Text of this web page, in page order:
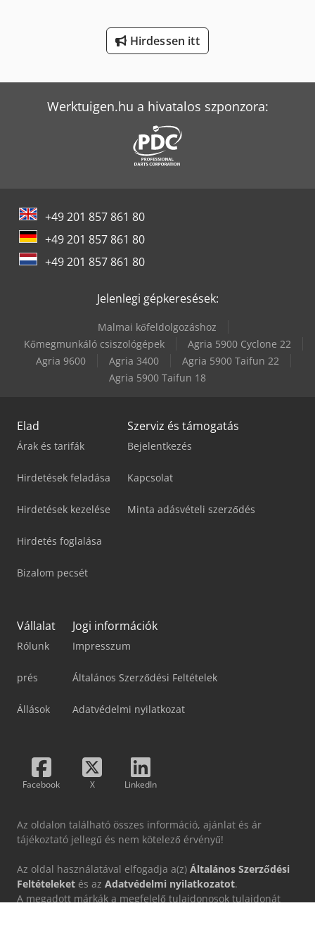
Hirdessen itt
Werktuigen.hu a hivatalos szponzora:
+49 201 857 861 80
+49 201 857 861 80
+49 201 857 861 80
Jelenlegi gépkeresések:
Malmai kőfeldolgozáshoz
Kőmegmunkáló csiszológépek
Agria 5900 Cyclone 22
Agria 9600
Agria 3400
Agria 5900 Taifun 22
Agria 5900 Taifun 18
Elad
Árak és tarifák
Hirdetések feladása
Hirdetések kezelése
Hirdetés foglalása
Bizalom pecsét
Szerviz és támogatás
Bejelentkezés
Kapcsolat
Minta adásvételi szerződés
Vállalat
Rólunk
prés
Állások
Jogi információk
Impresszum
Általános Szerződési Feltételek
Adatvédelmi nyilatkozat
Facebook X LinkedIn
Az oldalon található összes információ, ajánlat és ár
tájékoztató jellegű és nem kötelező érvényű!
Az oldal használatával elfogadja a(z) Általános Szerződési
Feltételeket és az Adatvédelmi nyilatkozatot.
A megadott márkák a megfelelő tulajdonosok tulajdonát